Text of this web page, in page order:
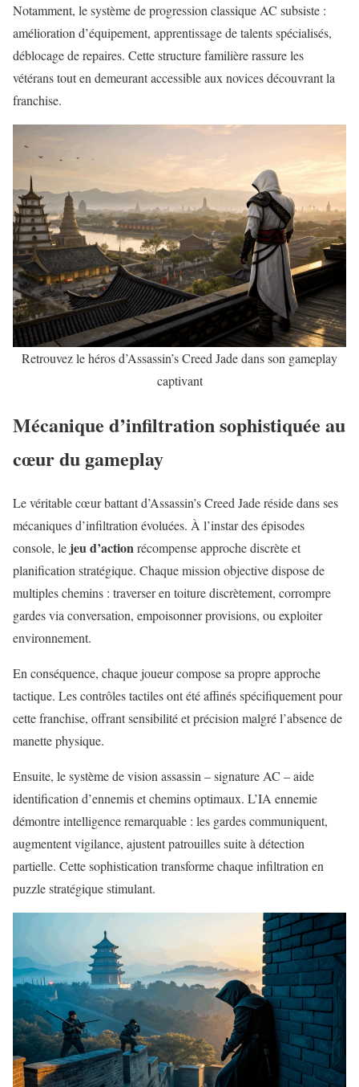
Notamment, le système de progression classique AC subsiste :
amélioration d’équipement, apprentissage de talents spécialisés,
déblocage de repaires. Cette structure familière rassure les
vétérans tout en demeurant accessible aux novices découvrant la
franchise.
Retrouvez le héros d’Assassin’s Creed Jade dans son gameplay
captivant
Mécanique d’infiltration sophistiquée au
cœur du gameplay
Le véritable cœur battant d’Assassin’s Creed Jade réside dans ses
mécaniques d’infiltration évoluées. À l’instar des épisodes
console, le jeu d’actionrécompense approche discrète et
planification stratégique. Chaque mission objective dispose de
multiples chemins : traverser en toiture discrètement, corrompre
gardes via conversation, empoisonner provisions, ou exploiter
environnement.
En conséquence, chaque joueur compose sa propre approche
tactique. Les contrôles tactiles ont été affinés spécifiquement pour
cette franchise, offrant sensibilité et précision malgré l’absence de
manette physique.
Ensuite, le système de vision assassin – signature AC – aide
identification d’ennemis et chemins optimaux. L’IA ennemie
démontre intelligence remarquable : les gardes communiquent,
augmentent vigilance, ajustent patrouilles suite à détection
partielle. Cette sophistication transforme chaque infiltration en
puzzle stratégique stimulant.